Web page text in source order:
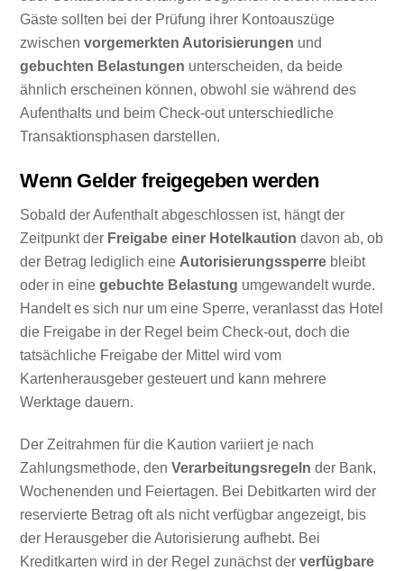
Gäste sollten bei der Prüfung ihrer Kontoauszüge
zwischenvorgemerkten Autorisierungen und
gebuchten Belastungen unterscheiden, da beide
ähnlich erscheinen können, obwohl sie während des
Aufenthalts und beim Check-out unterschiedliche
Transaktionsphasen darstellen.
Wenn Gelder freigegeben werden
Sobald der Aufenthalt abgeschlossen ist, hängt der
Zeitpunkt der Freigabe einer Hotelkaution davon ab, ob
der Betrag lediglich eineAutorisierungssperre bleibt
oder in einegebuchte Belastung umgewandelt wurde.
Handelt es sich nur um eine Sperre, veranlasst das Hotel
die Freigabe in der Regel beim Check-out, doch die
tatsächliche Freigabe der Mittel wird vom
Kartenherausgeber gesteuert und kann mehrere
Werktage dauern.
Der Zeitrahmen für die Kaution variiert je nach
Zahlungsmethode, denVerarbeitungsregeln der Bank,
Wochenenden und Feiertagen. Bei Debitkarten wird der
reservierte Betrag oft als nicht verfügbar angezeigt, bis
der Herausgeber die Autorisierung aufhebt. Bei
Kreditkarten wird in der Regel zunächst derverfügbare